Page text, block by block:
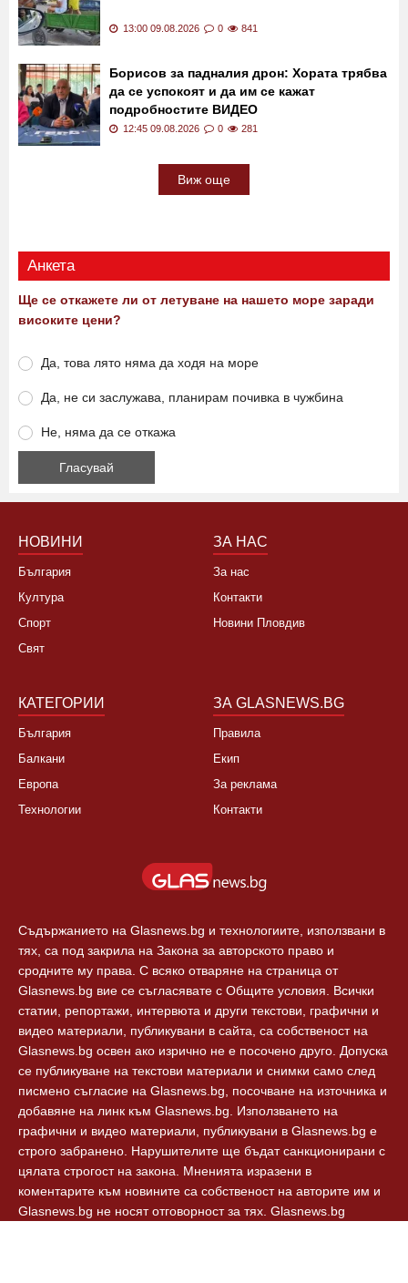
13:00 09.08.2026 0 841
Борисов за падналия дрон: Хората трябва
да се успокоят и да им се кажат
подробностите ВИДЕО
12:45 09.08.2026 0 281
Виж още
Анкета
Ще се откажете ли от летуване на нашето море заради
високите цени?
Да, това лято няма да ходя на море
Да, не си заслужава, планирам почивка в чужбина
Не, няма да се откажа
НОВИНИ
България
Култура
Спорт
Свят
ЗА НАС
За нас
Контакти
Новини Пловдив
КАТЕГОРИИ
България
Балкани
Европа
Технологии
ЗА GLASNEWS.BG
Правила
Екип
За реклама
Контакти
Съдържанието на Glasnews.bg и технологиите, използвани в
тях, са под закрила на Закона за авторското право и
сродните му права. С всяко отваряне на страница от
Glasnews.bg вие се съгласявате с Общите условия. Всички
статии, репортажи, интервюта и други текстови, графични и
видео материали, публикувани в сайта, са собственост на
Glasnews.bg освен ако изрично не е посочено друго. Допуска
се публикуване на текстови материали и снимки само след
писмено съгласие на Glasnews.bg, посочване на източника и
добавяне на линк към Glasnews.bg. Използването на
графични и видео материали, публикувани в Glasnews.bg е
строго забранено. Нарушителите ще бъдат санкционирани с
цялата строгост на закона. Мненията изразени в
коментарите към новините са собственост на авторите им и
Glasnews.bg не носят отговорност за тях. Glasnews.bg